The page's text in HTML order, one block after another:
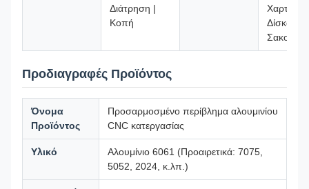
Διάτρηση |
Κοπή
Δίσκος
Σακούλα
Προδιαγραφές Προϊόντος
Όνομα
Προϊόντος
Προσαρμοσμένο περίβλημα αλουμινίου
CNC κατεργασίας
Υλικό
Αλουμίνιο 6061 (Προαιρετικά: 7075,
5052, 2024, κ.λπ.)